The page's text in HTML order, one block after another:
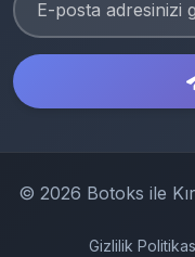
© 2026 Botoks ile
Gizlilik